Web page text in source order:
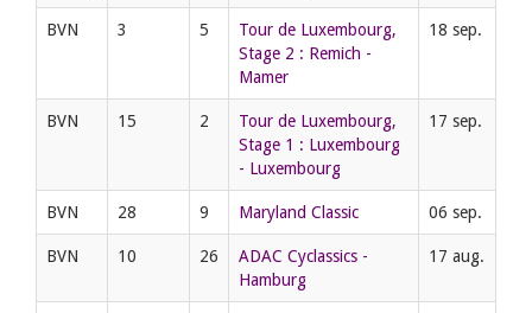
BVN 3 5
Tour de Luxembourg,
Stage 2 : Remich -
Mamer
18 sep.
BVN 15 2
Tour de Luxembourg,
Stage 1 : Luxembourg
- Luxembourg
17 sep.
BVN 28 9 Maryland Classic 06 sep.
BVN 10 26
ADAC Cyclassics -
Hamburg
17 aug.